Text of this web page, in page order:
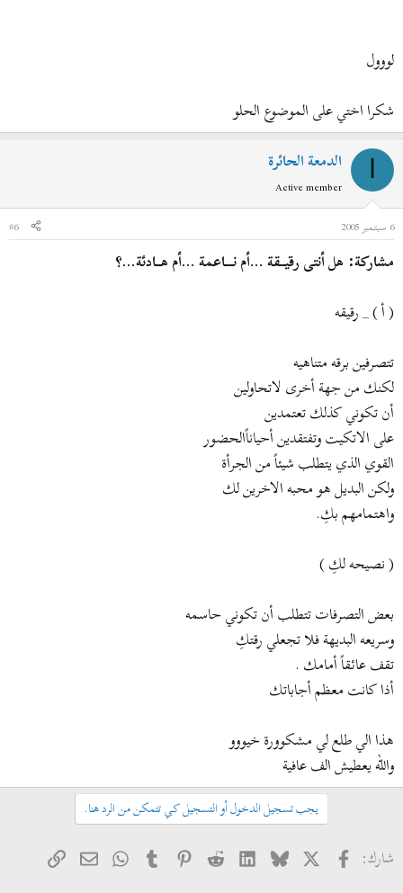
لووول
شكرا اختي على الموضوع الحلو
الدمعة الحائرة
Active member
6 سبتمبر 2005
#6
مشاركة: هل أنتى رقيــقة ...أم نـــاعمة ...أم هــادئة...؟
( أ ) _ رقيقه
تتصرفين برقه متناهيه
لكنك من جهة أخرى لاتحاولين
أن تكوني كذلك تعتمدين
على الاتكيت وتفتقدين أحياناًالحضور
القوي الذي يتطلب شيئاً من الجرأة
ولكن البديل هو محبه الاخرين لك
واهتمامهم بكِ.
( نصيحه لكِ )
بعض التصرفات تتطلب أن تكوني حاسمه
وسريعه البديهة فلا تجعلي رقتكِ
تقف عائقاً أمامك .
أذا كانت معظم أجاباتك
هذا الي طلع لي مشكوورة خيووو
والله يعطيش الف عافية
يجب تسجيل الدخول أو التسجيل كي تتمكن من الرد هنا.
شارك: فيسبوك
X
Bluesky
LinkedIn
Reddit
Pinterest
Tumblr
WhatsApp
البريدالرابط